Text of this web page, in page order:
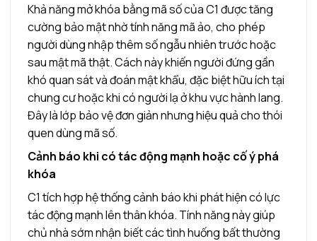
Khả năng mở khóa bằng mã số của C1 được tăng
cường bảo mật nhờ tính năng mã ảo, cho phép
người dùng nhập thêm số ngẫu nhiên trước hoặc
sau mật mã thật. Cách này khiến người đứng gần
khó quan sát và đoán mật khẩu, đặc biệt hữu ích tại
chung cư hoặc khi có người lạ ở khu vực hành lang.
Đây là lớp bảo vệ đơn giản nhưng hiệu quả cho thói
quen dùng mã số.
Cảnh báo khi có tác động mạnh hoặc cố ý phá
khóa
C1 tích hợp hệ thống cảnh báo khi phát hiện có lực
tác động mạnh lên thân khóa. Tính năng này giúp
chủ nhà sớm nhận biết các tình huống bất thường